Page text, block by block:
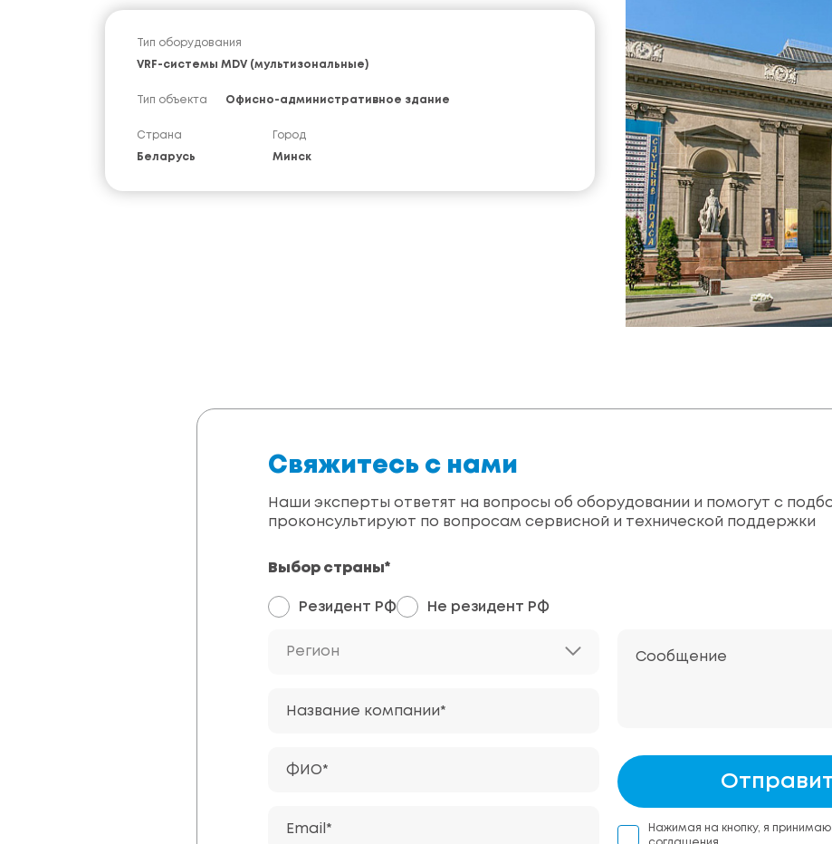
Тип оборудования
VRF-системы MDV (мультизональные)
Тип объекта Офисно-административное здание
Страна
Беларусь
Город
Минск
Свяжитесь с нами
Наши эксперты ответят на вопросы об оборудовании и помогут с
проконсультируют по вопросам сервисной и технической поддержки
Выбор страны*
Резидент РФ Не резидент РФ
Регион
Название компании*
ФИО*
Email*
Сообщение
Нажимая на кнопку, я принимаю